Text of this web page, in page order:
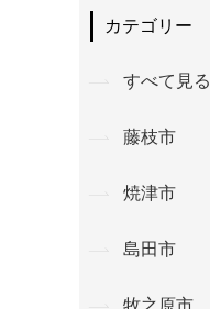
カテゴリー
すべて見る
藤枝市
焼津市
島田市